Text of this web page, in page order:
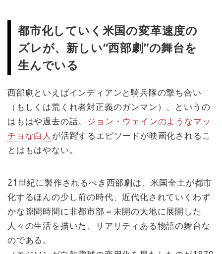
都市化していく米国の変革速度の
ズレが、新しい“西部劇”の舞台を
生んでいる
西部劇といえばインディアンと騎兵隊の撃ち合い
（もしくは荒くれ者対正義のガンマン）、というの
はもはや過去の話。
ジョン・ウェインのようなマッ
チョな白人 が活躍するエピソードが映画化されるこ
とはもはやない。
21世紀に製作されるべき西部劇は、米国全土が都市
化するほんの少し前の時代、近代化されていくわず
かな隙間時間に非都市部＝未開の大地に展開した
人々の生活を描いた、リアリティある物語の舞台な
のである。